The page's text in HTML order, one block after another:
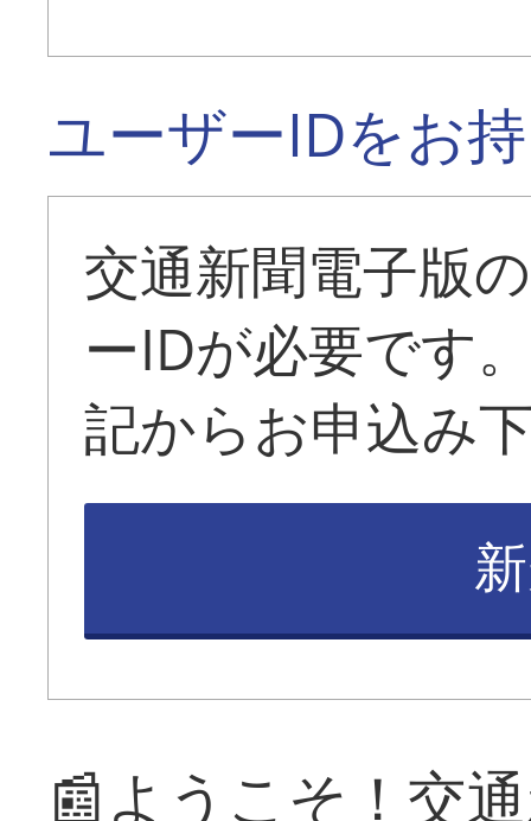
ユーザーIDをお
交通新聞電子版
ーIDが必要です
記からお申込み
📰ようこそ！交